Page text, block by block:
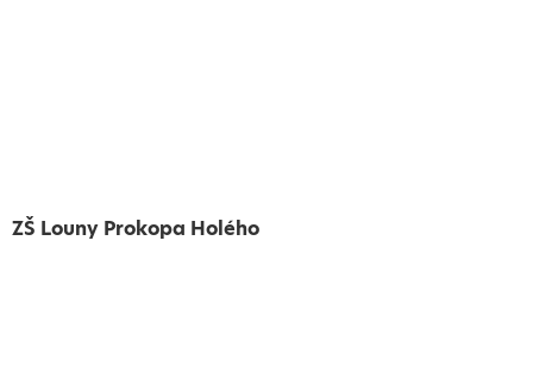
ZŠ Louny Prokopa Holého